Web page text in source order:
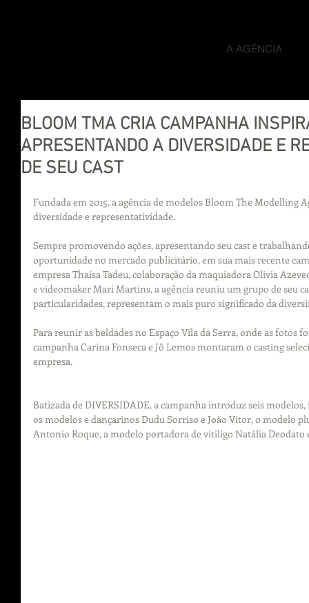
A AGÊNCIA
BLOOM TMA CRIA CAMPANHA
APRESENTANDO A DIVERSIDADE E
DE SEU CAST
Fundada em 2015, a agência de modelos Bloom The Modelling
diversidade e representatividade.
Sempre promovendo ações, apresentando seu cast e
oportunidade no mercado publicitário, em sua mais recente
empresa Thaísa Tadeu, colaboração da maquiadora Olivia
e videomaker Mari Martins, a agência reuniu um grupo de seu
particularidades, representam o mais puro significado da
Para reunir as beldades no Espaço Vila da Serra, onde as fotos
campanha Carina Fonseca e Jô Lemos montaram o casting
empresa.
Batizada de DIVERSIDADE, a campanha introduz seis
os modelos e dançarinos Dudu Sorriso e João Vitor, o modelo
Antonio Roque, a modelo portadora de vitiligo Natália Deodato